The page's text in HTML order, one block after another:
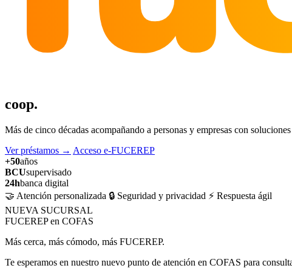
coop.
Más de cinco décadas acompañando a personas y empresas con
Ver préstamos → Acceso e-FUCEREP
+50años
BCUsupervisado
24hbanca digital
🤝 Atención personalizada 🔒 Seguridad y privacidad ⚡ Respuesta ágil
NUEVA SUCURSAL
FUCEREP en COFAS
Más cerca, más cómodo, más FUCEREP.
Te esperamos en nuestro nuevo punto de atención en COFAS para